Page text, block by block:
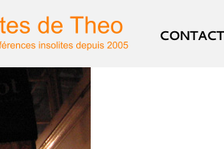
CONTACT